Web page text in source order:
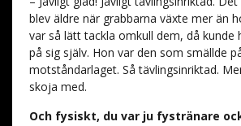
blev äldre när grabbarna växte mer än
var så lätt tackla omkull dem, då kunde
på sig själv. Hon var den som smällde
motståndarlaget. Så tävlingsinriktad.
skoja med.
Och fysiskt, du var ju fystränare